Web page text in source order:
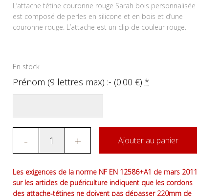
L’attache tétine couronne rouge Sarah bois personnalisée
est composé de perles en silicone et en bois et d’une
couronne rouge. L’attache est un clip de couleur rouge.
En stock
Prénom (9 lettres max) :- (0.00€)*
- + Ajouter au panier
Les exigences de la norme NF EN 12586+A1 de mars 2011
sur les articles de puériculture indiquent que les cordons
des attache-tétines ne doivent pas dépasser 220mm de